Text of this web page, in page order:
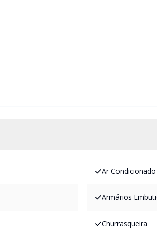
Ar Condicionado
Armários
Churrasqueira